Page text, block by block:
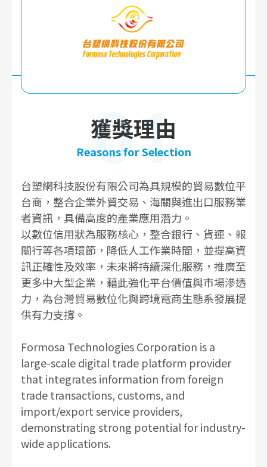
01
獲獎理由
Reasons for Selection
台塑網科技股份有限公司為具規模的貿易數位平
台商，整合企業外貿交易、海關與進出口服務業
者資訊，具備高度的產業應用潛力。
以數位信用狀為服務核心，整合銀行、貨運、報
關行等各項環節，降低人工作業時間，並提高資
訊正確性及效率，未來將持續深化服務，推廣至
更多中大型企業，藉此強化平台價值與市場滲透
力，為台灣貿易數位化與跨境電商生態系發展提
供有力支撐。
Formosa Technologies Corporation is a
large-scale digital trade platform provider
that integrates information from foreign
trade transactions, customs, and
import/export service providers,
demonstrating strong potential for industry-
wide applications.